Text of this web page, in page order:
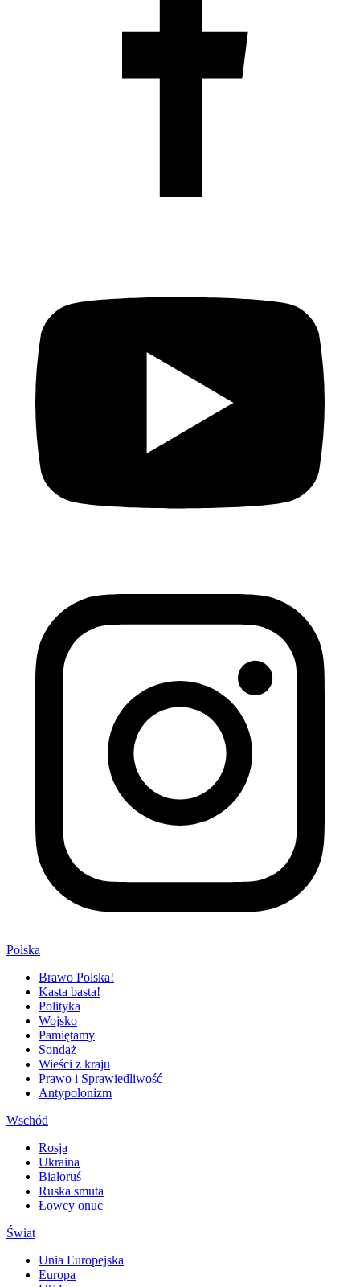
Polska
Brawo Polska!
Kasta basta!
Polityka
Wojsko
Pamiętamy
Sondaż
Wieści z kraju
Prawo i Sprawiedliwość
Antypolonizm
Wschód
Rosja
Ukraina
Białoruś
Ruska smuta
Łowcy onuc
Świat
Unia Europejska
Europa